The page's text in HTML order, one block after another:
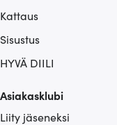
Kattaus
Sisustus
HYVÄ DIILI
Asiakasklubi
Liity jäseneksi